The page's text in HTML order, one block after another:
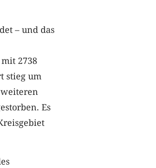
– und das
2738
stieg um
Es